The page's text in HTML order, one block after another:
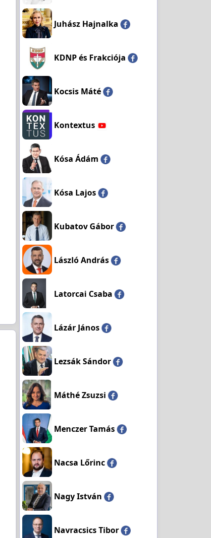
Juhász Hajnalka
KDNP és Frakciója
Kocsis Máté
Kontextus
Kósa Ádám
Kósa Lajos
Kubatov Gábor
László András
Latorcai Csaba
Lázár János
Lezsák Sándor
Máthé Zsuzsi
Menczer Tamás
Nacsa Lőrinc
Nagy István
Navracsics Tibor